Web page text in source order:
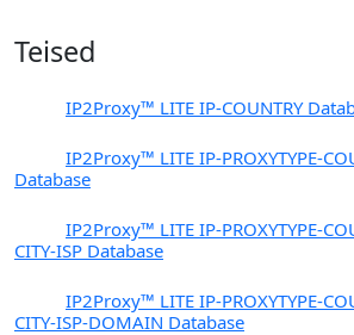
Teised
IP2Proxy™ LITE IP-COUNTRY
IP2Proxy™ LITE IP-PROXYTYPE-
Database
IP2Proxy™ LITE IP-PROXYTYPE-
CITY-ISP Database
IP2Proxy™ LITE IP-PROXYTYPE-
CITY-ISP-DOMAIN Database